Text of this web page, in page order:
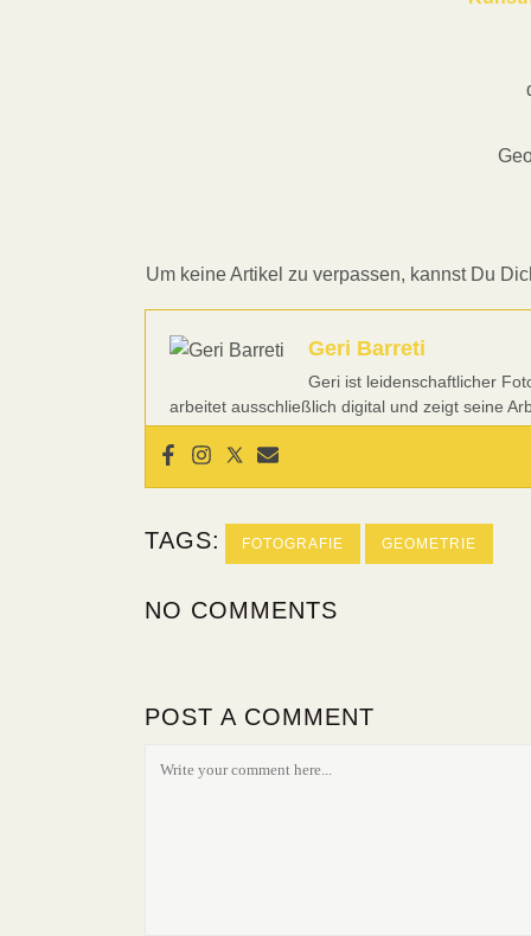
Um keine Artikel zu verpassen, kannst Du
Geri Barreti
Geri ist leidenschaftlicher
arbeitet ausschließlich digital und zeigt seine
TAGS: FOTOGRAFIE GEOMETRIE
NO COMMENTS
POST A COMMENT